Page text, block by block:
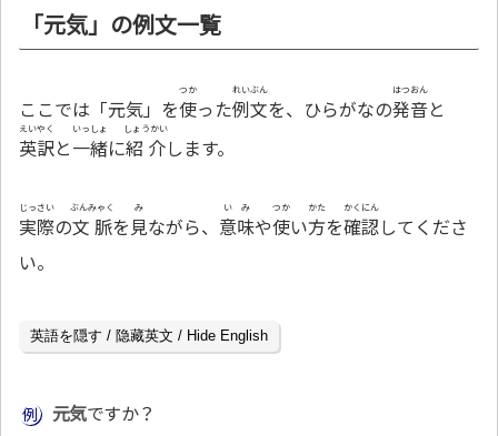
「元気」の例文一覧
ここでは「元気」を使
つか
った例文
れいぶん
を、ひらがなの発音
はつおん
と
英訳
えいやく
と一緒
いっしょ
に紹介
しょうかい
します。
実際
じっさい
の文脈
ぶんみゃく
を見
み
ながら、 意味
いみ
や使
つか
い方
かた
を確認
かくにん
してくださ
い。
英語を隠す / 隐藏英文 / Hide English
元気ですか？